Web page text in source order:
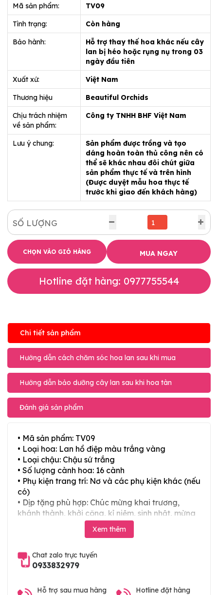
Mã sản phẩm: TV09
Tình trạng: Còn hàng
Bảo hành:
Hỗ trợ thay thế hoa khác nếu cây
lan bị héo hoặc rụng nụ trong 03
ngày đầu tiên
Xuất xứ: Việt Nam
Thương hiệu Beautiful Orchids
Chịu trách nhiệm
về sản phẩm:
Công ty TNHH BHF Việt Nam
Lưu ý chung:
Sản phẩm được trồng và tạo
dáng hoàn toàn thủ công nên có
thể sẽ khác nhau đôi chút giữa
sản phẩm thực tế và trên hình
(Được duyệt mẫu hoa thực tế
trước khi giao đến khách hàng)
SỐ LƯỢNG
CHỌN VÀO GIỎ HÀNG MUA NGAY
Hotline đặt hàng: 0977755544
Chi tiết sản phẩm
Hướng dẫn cách chăm sóc hoa lan sau khi mua
Hướng dẫn bảo dưỡng cây lan sau khi hoa tàn
Đánh giá sản phẩm
• Mã sản phẩm: TV09
• Loại hoa: Lan hồ điệp màu trắng vàng
• Loại chậu: Chậu sứ trắng
• Số lượng cành hoa: 16 cành
• Phụ kiện trang trí: Nơ và các phụ kiện khác (nếu
có)
• Dịp tặng phù hợp: Chúc mừng khai trương,
khánh thành, khởi công, kỉ niệm, sinh nhật, mừng
thọ, mừng cưới, tân gia và các ngày lễ tết trong
năm. Hoặc làm chậu hoa lan chia buồn, hoa lan
Xem thêm
Chat zalo trực tuyến
0933832979
Hỗ trợ sau mua hàng Hotline đặt hàng